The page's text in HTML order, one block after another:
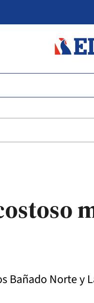
Bañado Norte y